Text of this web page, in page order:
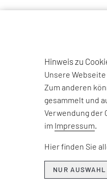
Hinweis zu
Unsere
Zum anderen
gesammelt und
Verwendung der
im Impressum.
Hier finden Sie
NUR